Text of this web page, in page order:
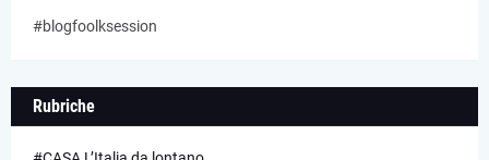
#blogfoolksession
Rubriche